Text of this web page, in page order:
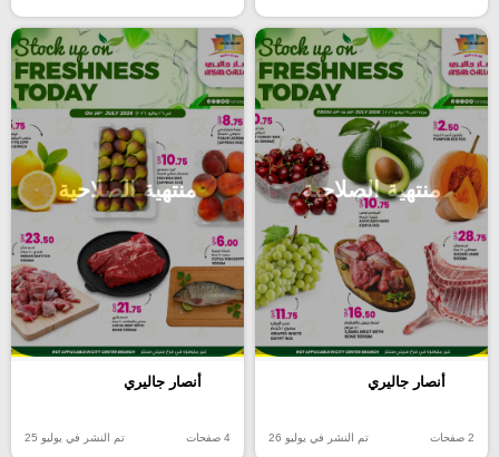
منتهية الصلاحية
أنصار جاليري
2 صفحات تم النشر في يوليو 26
منتهية الصلاحية
أنصار جاليري
4 صفحات تم النشر في يوليو 25